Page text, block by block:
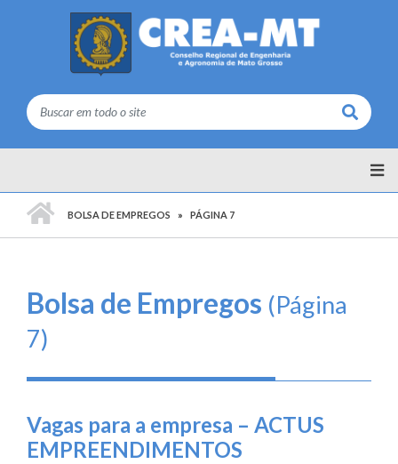
Buscar
BOLSA DE EMPREGOS PÁGINA 7
Bolsa de Empregos (Página
7)
Vagas para a empresa – ACTUS
EMPREENDIMENTOS